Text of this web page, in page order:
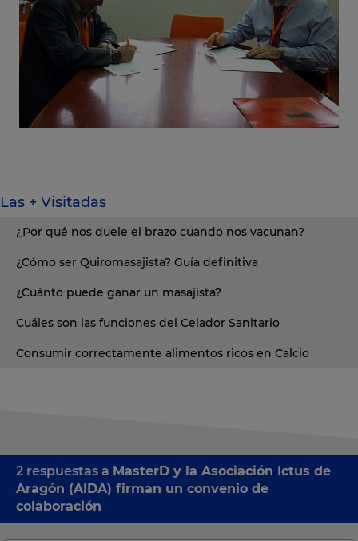
Las + Visitadas
¿Por qué nos duele el brazo cuando nos vacunan?
¿Cómo ser Quiromasajista? Guía definitiva
¿Cuánto puede ganar un masajista?
Cuáles son las funciones del Celador Sanitario
Consumir correctamente alimentos ricos en Calcio
2 respuestas a MasterD y la Asociación Ictus de
Aragón (AIDA) firman un convenio de
colaboración